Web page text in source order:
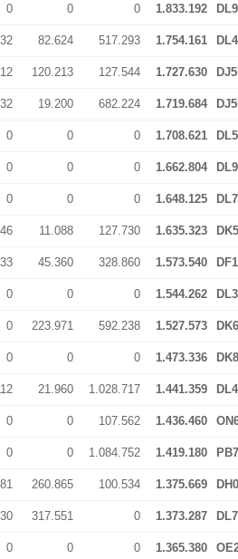
0 0 0 1.833.192
82.624 517.293 1.754.161
120.213 127.544 1.727.630
19.200 682.224 1.719.684
0 0 0 1.708.621
0 0 0 1.662.804
0 0 0 1.648.125
11.088 127.730 1.635.323
45.360 328.860 1.573.540
0 0 0 1.544.262
0 223.971 592.238 1.527.573
0 0 0 1.473.336
21.960 1.028.717 1.441.359
0 0 107.562 1.436.460
0 0 1.084.752 1.419.180
260.865 100.534 1.375.669
317.551 0 1.373.287
0 0 0 1.365.380